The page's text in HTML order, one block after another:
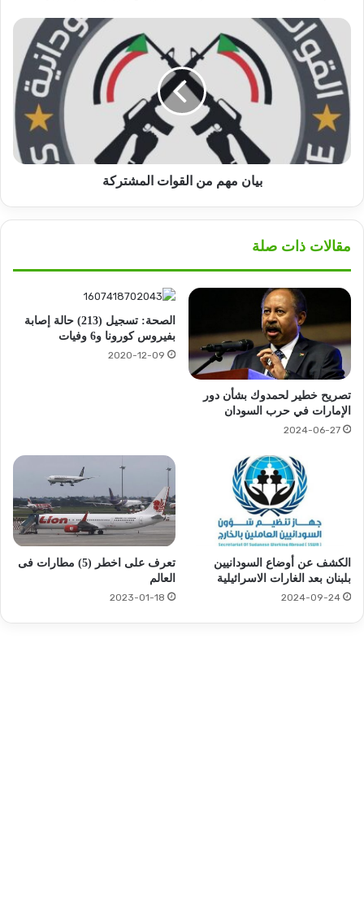
بيان
مهم
من
القوات
المشتركة
بيان مهم من القوات المشتركة
مقالات ذات صلة
تصريح خطير لحمدوك بشأن دور
الإمارات في حرب السودان
2024-06-27
الصحة: تسجيل (213) حالة إصابة
بفيروس كورونا و6 وفيات
2020-12-09
الكشف عن أوضاع السودانيين
بلبنان بعد الغارات الاسرائيلية
2024-09-24
تعرف على اخطر (5) مطارات فى
العالم
2023-01-18